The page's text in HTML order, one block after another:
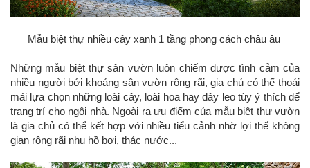
Mẫu biệt thự nhiều cây xanh 1 tầng phong cách châu âu
Những mẫu biệt thự sân vườn luôn chiếm được tình cảm của
nhiều người bởi khoảng sân vườn rộng rãi, gia chủ có thể thoải
mái lựa chọn những loài cây, loài hoa hay dây leo tùy ý thích để
trang trí cho ngôi nhà. Ngoài ra ưu điểm của mẫu biệt thự vườn
là gia chủ có thể kết hợp với nhiều tiểu cảnh nhờ lợi thế không
gian rộng rãi nhu hồ bơi, thác nước...